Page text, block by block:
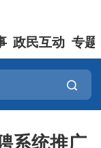
政民互动 专题
系统推广